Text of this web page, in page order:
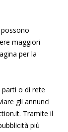
maggiori
per la
o di rete
gli annunci
Tramite il
più